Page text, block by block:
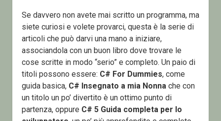
Se davvero non avete mai scritto un programma, ma
siete curiosi e volete provarci, questa è la serie di
articoli che può darvi una mano a iniziare,
associandola con un buon libro dove trovare le
cose scritte in modo “serio” e completo. Un paio di
titoli possono essere: C# For Dummies, come
guida basica, C# Insegnato a mia Nonna che con
un titolo un po’ divertito è un ottimo punto di
partenza, oppure C# 5 Guida completa per lo